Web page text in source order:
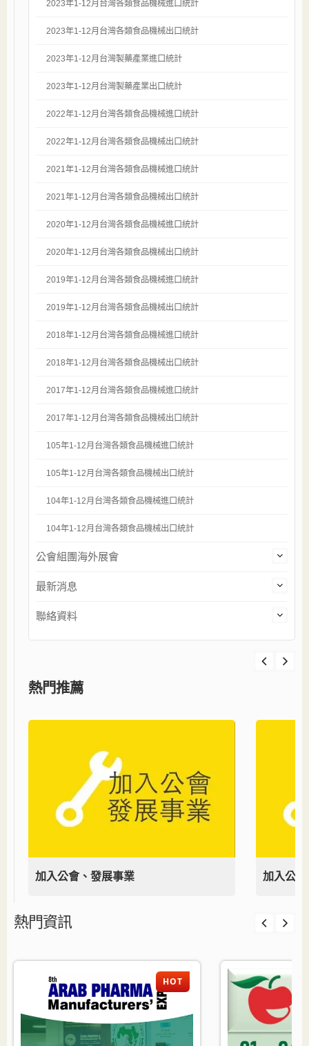
2023年1-12月台灣各類食品機械進口統計
2023年1-12月台灣各類食品機械出口統計
2023年1-12月台灣製藥產業進口統計
2023年1-12月台灣製藥產業出口統計
2022年1-12月台灣各類食品機械進口統計
2022年1-12月台灣各類食品機械出口統計
2021年1-12月台灣各類食品機械進口統計
2021年1-12月台灣各類食品機械出口統計
2020年1-12月台灣各類食品機械進口統計
2020年1-12月台灣各類食品機械出口統計
2019年1-12月台灣各類食品機械進口統計
2019年1-12月台灣各類食品機械出口統計
2018年1-12月台灣各類食品機械進口統計
2018年1-12月台灣各類食品機械出口統計
2017年1-12月台灣各類食品機械進口統計
2017年1-12月台灣各類食品機械出口統計
105年1-12月台灣各類食品機械進口統計
105年1-12月台灣各類食品機械出口統計
104年1-12月台灣各類食品機械進口統計
104年1-12月台灣各類食品機械出口統計
公會組團海外展會
最新消息
聯絡資料
熱門推薦
加入公會、發展事業 加入公
熱門資訊
HOT